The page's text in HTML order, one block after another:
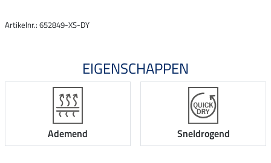
Artikelnr.: 652849-XS-DY
EIGENSCHAPPEN
Ademend Sneldrogend